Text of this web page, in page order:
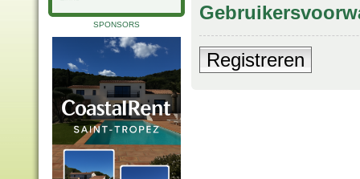
SPONSORS
Registreren